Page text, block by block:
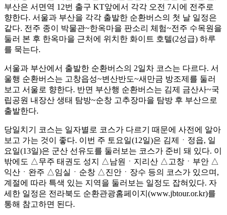
부산은 서면역 12번 출구 KT앞에서 각각 오전 7시에 전주로
향한다. 서울과 부산을 각각 출발한 순환버스의 첫 날 일정은
같다. 전주 종이 박물관~한옥마을 판소리 체험~전주 수목원을
둘러 본 후 한옥마을 근처에 위치한 화이트 호텔(2성급) 하루
를 묵는다.
서울과 부산에서 출발한 순환버스의 2일차 코스는 다르다. 서
울행 순환버스는 고창읍성~변산반도~새만금 방조제를 둘러
보고 서울로 향한다. 반면 부산행 순환버스는 김제 금산사~국
립공원 내장산 생태 탐방~순창 고추장마을 탐방 후 부산으로
출발한다.
당일치기 코스는 일자별로 코스가 다르기 때문에 사전에 알아
보고 가는 것이 좋다. 이번 주 토요일(12일)은 김제ㆍ정읍, 일
요일(13일)은 군산 선유도를 둘러보는 코스가 준비 돼 있다. 이
밖에도 △무주 태권도 성지 △남원ㆍ지리산 △고창ㆍ부안 △
익산ㆍ완주 △임실ㆍ순창 △진안ㆍ장수 등의 코스가 있으며,
계절에 따라 특색 있는 지역을 둘러보는 일정도 잡혀있다. 자
세한 일정은 전라북도 순환관광홈페이지(www.jbtour.or.kr)를
통해 참고하면 된다.